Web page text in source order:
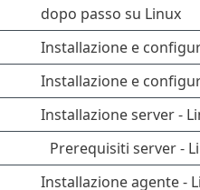
dopo passo su Linux
Installazione e
Installazione e
Installazione server -
Prerequisiti server -
Installazione agente -